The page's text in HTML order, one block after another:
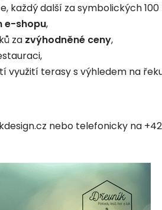
každý další za symbolických 100
e-shopu,
za zvýhodněné ceny,
využití terasy s výhledem na
nebo telefonicky na